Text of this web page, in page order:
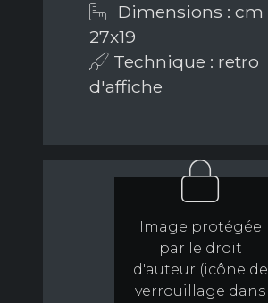
Dimensions : cm
27x19
Technique : retro
d'affiche
Image protégée
par le droit
d'auteur (icône de
verrouillage dans